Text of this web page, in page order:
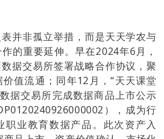
并非孤立举措，而是天天学农与
的重要延伸。早在2024年6月，
据交易所签署战略合作协议，聚
值流通；同年12月，“天天课堂
据交易所完成数据商品上市公示
），成为行
职业教育数据产品。此次资产入